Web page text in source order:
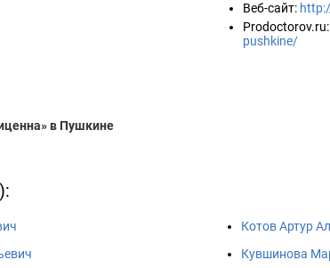
Веб-сайт:
Prodoctorov.ru:
pushkine/
в Пушкине
Котов Артур
Кувшинова